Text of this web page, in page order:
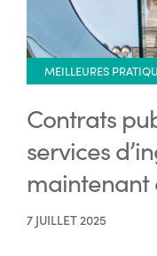
MEILLEURES
Contrats
services
maintenant
7 JUILLET 2025